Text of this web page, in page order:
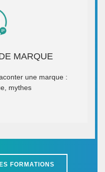
MARQUE
une marque :
mythes
MARQUE
ou annonceurs
Durée : 1 journée
FORMATIONS